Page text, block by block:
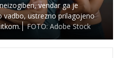
vendar ga je
vadbo, ustrezno prilagojeno
FOTO: Adobe Stock